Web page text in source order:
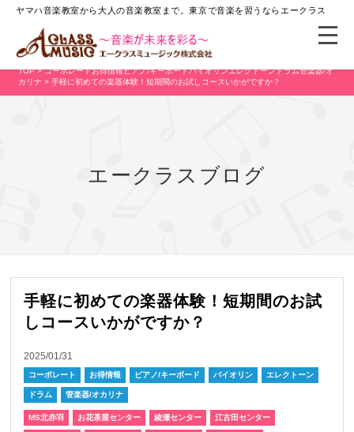
ヤマハ音楽教室から大人の音楽教室まで。東京で音楽を習うならエークラス
TOP>コーポレートお得情報ピアノ/キーボードバイオリンエレクトーンドラム管楽器/オ
カリナ > 手軽に初めての楽器体験！短期間のお試しコースいかがですか？
エークラスブログ
手軽に初めての楽器体験！短期間のお試
しコースいかがですか？
2025/01/31
コーポレート お得情報 ピアノ/キーボード バイオリン エレクトーン
ドラム 管楽器/オカリナ
MS北赤羽 お花茶屋センター 綾瀬センター 江古田センター